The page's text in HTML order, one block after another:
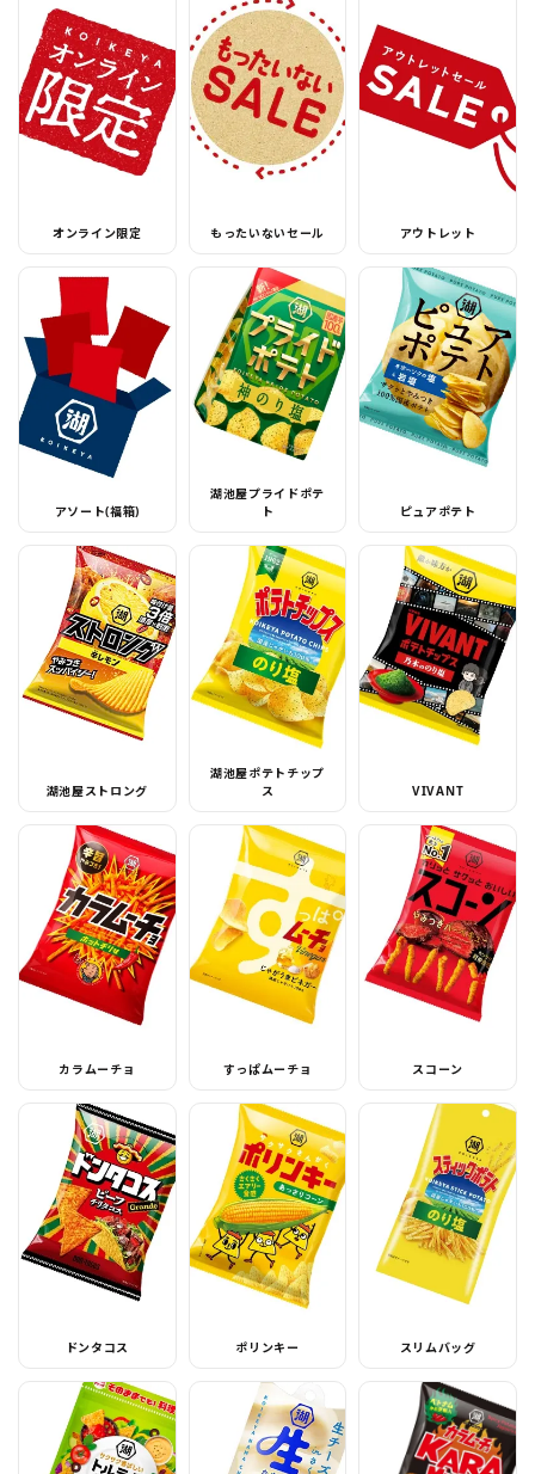
オンライン限定 もったいないセール アウトレット
アソート(福箱)
湖池屋プライドポテ
ト
ピュアポテト
湖池屋ストロング
湖池屋ポテトチップ
ス
VIVANT
カラムーチョ すっぱムーチョ スコーン
ドンタコス ポリンキー スリムバッグ